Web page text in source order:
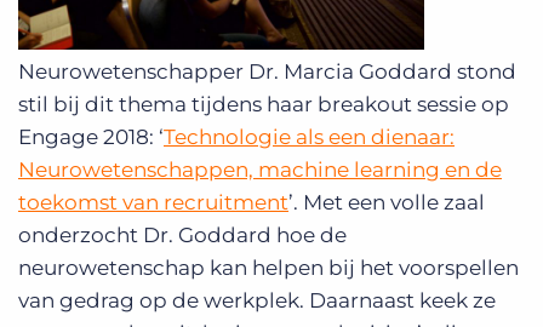
Neurowetenschapper Dr. Marcia Goddard stond
stil bij dit thema tijdens haar breakout sessie op
Engage 2018: ‘Technologie als een dienaar:
Neurowetenschappen, machine learning en de
toekomst van recruitment’. Met een volle zaal
onderzocht Dr. Goddard hoe de
neurowetenschap kan helpen bij het voorspellen
van gedrag op de werkplek. Daarnaast keek ze